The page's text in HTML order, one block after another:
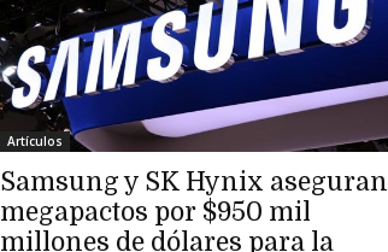
Artículos
Samsung y SK Hynix aseguran
megapactos por $950 mil
millones de dólares para la